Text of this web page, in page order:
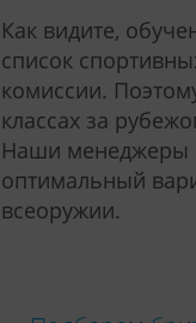
Как видите,
список
комиссии.
классах за
Наши менеджеры
оптимальный
всеоружии.